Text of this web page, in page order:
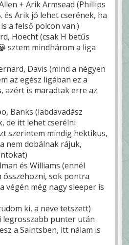
+ Arik Armsead (Phillips
és Arik jó lehet cserének, ha
a felső polcon van.)
Hoecht (csak H betűs
sztem mindhárom a liga
Davis (mind a négyen
az egész ligában ez a
azért is maradtak erre az
Banks (labdavadász
de itt lehet cserélni
szerintem mindig hektikus,
nem dobálnak rájuk,
és Williams (ennél
sok pontra
végén még nagy sleeper is
ki, a neve tetszett)
legrosszabb punter után
a Saintsben, itt nálam is